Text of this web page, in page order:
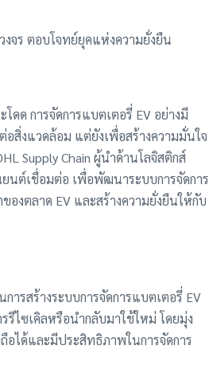
จร ตอบโจทย์ยุคแห่งความยั่งยืน
ดด การจัดการแบตเตอรี่ EV อย่างมี
สิ่งแวดล้อม แต่ยังเพื่อสร้างความมั่นใจ
Supply Chain ผู้นำด้านโลจิสติกส์
นต์เชื่อมต่อ เพื่อพัฒนาระบบการจัดการ
งตลาด EV และสร้างความยั่งยืนให้กับ
ารสร้างระบบการจัดการแบตเตอรี่ EV
ไซเคิลหรือนำกลับมาใช้ใหม่ โดยมุ่ง
ได้และมีประสิทธิภาพในการจัดการ